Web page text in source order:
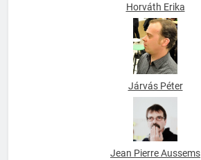
Horváth Erika
Járvás Péter
Jean Pierre Aussems